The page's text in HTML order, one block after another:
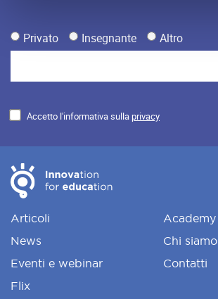
Privato Insegnante Altro
Accetto l'informativa sulla privacy
Articoli
News
Eventi e webinar
Flix
Academy
Chi siamo
Contatti